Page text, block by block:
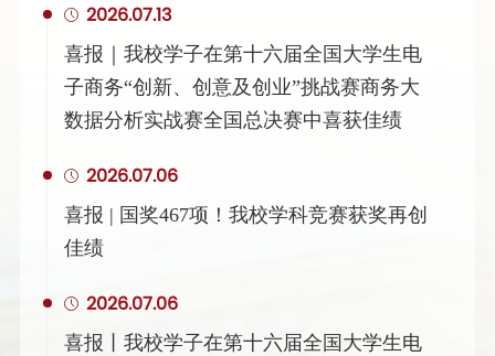
2026.07.13
喜报｜我校学子在第十六届全国大学生电
子商务“创新、创意及创业”挑战赛商务大
数据分析实战赛全国总决赛中喜获佳绩
2026.07.06
喜报 | 国奖467项！我校学科竞赛获奖再创
佳绩
2026.07.06
喜报丨我校学子在第十六届全国大学生电